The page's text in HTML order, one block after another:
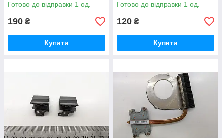
Готово до відправки 1 од.
190 ₴
Купити
Готово до відправки 1 од.
120 ₴
Купити